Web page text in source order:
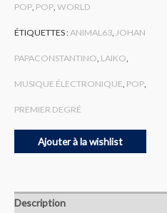
Degré
POP POP WORLD
ÉTIQUETTES : ANIMAL63 JOHAN
PAPACONSTANTINO LAIKO
MUSIQUE ÉLECTRONIQUE POP
PREMIER DEGRÉ
Ajouter à la wishlist
Description